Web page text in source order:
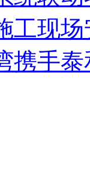
工现
携手